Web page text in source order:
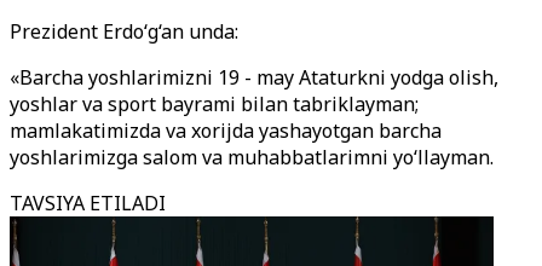
Prezident Erdo‘g‘an unda:
«Barcha yoshlarimizni 19 - may Ataturkni yodga olish,
yoshlar va sport bayrami bilan tabriklayman;
mamlakatimizda va xorijda yashayotgan barcha
yoshlarimizga salom va muhabbatlarimni yo‘llayman.
TAVSIYA ETILADI